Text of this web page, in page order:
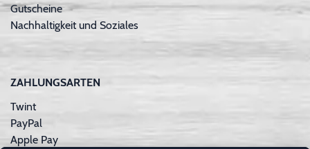
Gutscheine
Nachhaltigkeit und Soziales
ZAHLUNGSARTEN
Twint
PayPal
Apple Pay